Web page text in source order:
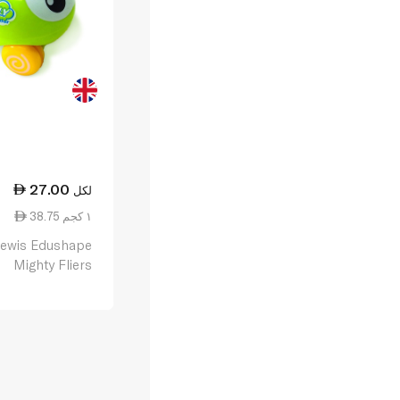
27.00 لكل
38.75 ١ كجم
Edushape
Mighty Fliers